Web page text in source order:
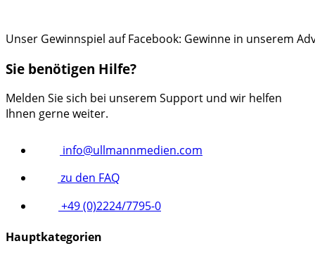
Unser Gewinnspiel auf Facebook: Gewinne in unserem
Sie benötigen Hilfe?
Melden Sie sich bei unserem Support und wir helfen
Ihnen gerne weiter.
info@ullmannmedien.com
zu den FAQ
+49 (0)2224/7795-0
Hauptkategorien